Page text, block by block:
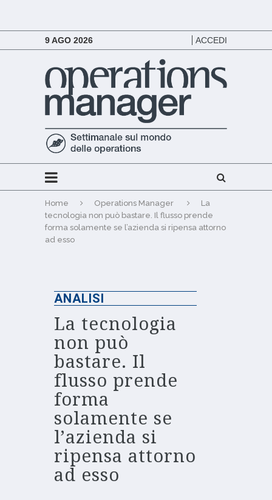
9 AGO 2026 ACCEDI
Home Operations Manager
La
tecnologia non può bastare. Il flusso prende
forma solamente se l’azienda si ripensa attorno
ad esso
ANALISI
La tecnologia
non può
bastare. Il
flusso prende
forma
solamente se
l’azienda si
ripensa attorno
ad esso